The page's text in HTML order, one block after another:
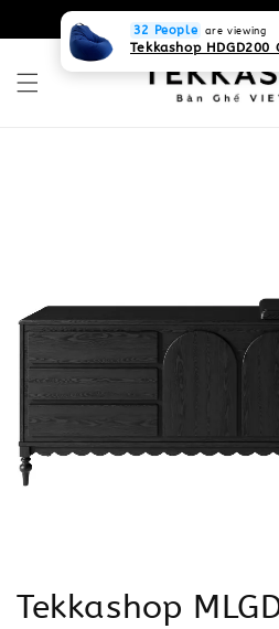
0931268840 Liên hệ với
Tekkashop
32 People are viewing